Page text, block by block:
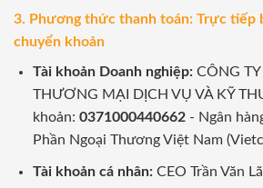
3. Phương thức thanh toán: Trực tiếp
chuyển khoản
Tài khoản Doanh nghiệp:CÔNG TY
THƯƠNG MẠI DỊCH VỤ VÀ KỸ
khoản: 0371000440662- Ngân
Phần Ngoại Thương Việt Nam
Tài khoản cá nhân: CEO Trần Văn